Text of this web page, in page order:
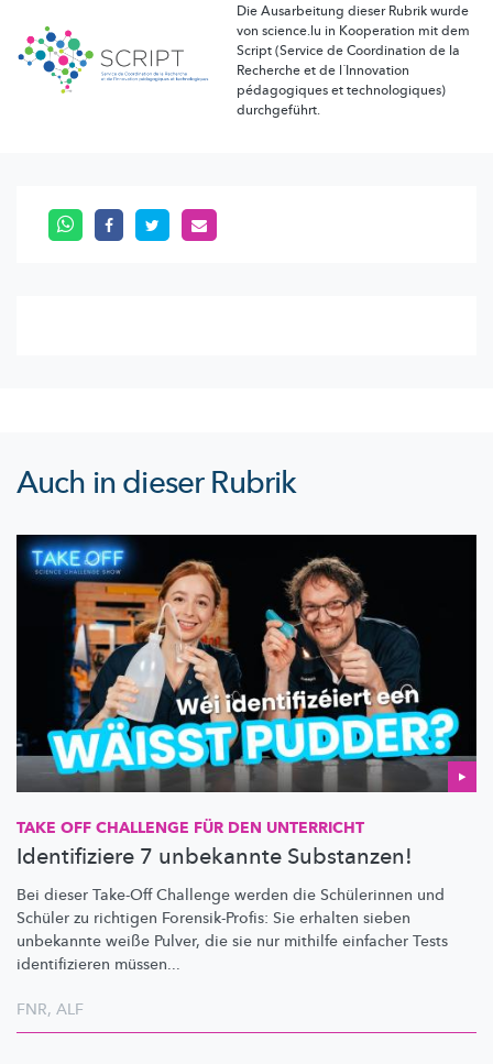
Die Ausarbeitung dieser Rubrik wurde
von science.lu in Kooperation mit dem
Script (Service de Coordination de la
Recherche et de l´Innovation
pédagogiques et technologiques)
durchgeführt.
Auch in dieser Rubrik
TAKE OFF CHALLENGE FÜR DEN UNTERRICHT
Identifiziere 7 unbekannte Substanzen!
Bei dieser Take-Off Challenge werden die Schülerinnen und
Schüler zu richtigen Forensik-Profis: Sie erhalten sieben
unbekannte weiße Pulver, die sie nur mithilfe einfacher Tests
identifizieren müssen...
FNR, ALF